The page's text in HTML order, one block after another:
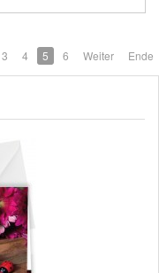
3 4 5 6 Weiter Ende